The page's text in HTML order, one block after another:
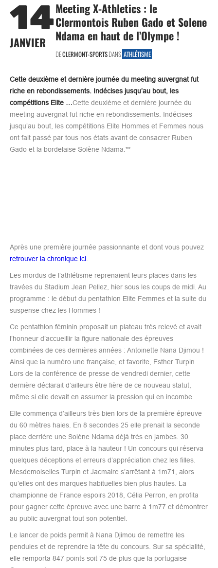
14
JANVIER
Meeting X-Athletics : le
Clermontois Ruben Gado et Solene
Ndama en haut de l’Olympe !
DECLERMONT-SPORTSDANS ATHLÉTISME
Cette deuxième et dernière journée du meeting auvergnat fut
riche en rebondissements. Indécises jusqu’au bout, les
compétitions Elite …Cette deuxième et dernière journée du
meeting auvergnat fut riche en rebondissements. Indécises
jusqu’au bout, les compétitions Elite Hommes et Femmes nous
ont fait passé par tous nos états avant de consacrer Ruben
Gado et la bordelaise Solène Ndama.**
Après une première journée passionnante et dont vous pouvez
retrouver la chronique ici
Les mordus de l’athlétisme reprenaient leurs places dans les
travées du Stadium Jean Pellez, hier sous les coups de midi. Au
programme : le début du pentathlon Elite Femmes et la suite du
suspense chez les Hommes !
Ce pentathlon féminin proposait un plateau très relevé et avait
l’honneur d’accueillir la figure nationale des épreuves
combinées de ces dernières années : Antoinette Nana Djimou !
Ainsi que la numéro une française, et favorite, Esther Turpin.
Lors de la conférence de presse de vendredi dernier, cette
dernière déclarait d’ailleurs être fière de ce nouveau statut,
même si elle devait en assumer la pression qui en incombe…
Elle commença d’ailleurs très bien lors de la première épreuve
du 60 mètres haies. En 8 secondes 25 elle prenait la seconde
place derrière une Solène Ndama déjà très en jambes. 30
minutes plus tard, place à la hauteur ! Un concours qui réserva
quelques déceptions et erreurs d’appréciation chez les filles.
Mesdemoiselles Turpin et Jacmaire s’arrêtant à 1m71, alors
qu’elles ont des marques habituelles bien plus hautes. La
championne de France espoirs 2018, Célia Perron, en profita
pour gagner cette épreuve avec une barre à 1m77 et démontrer
au public auvergnat tout son potentiel.
Le lancer de poids permit à Nana Djimou de remettre les
pendules et de reprendre la tête du concours. Sur sa spécialité,
elle remporta 847 points soit 75 de plus que la portugaise